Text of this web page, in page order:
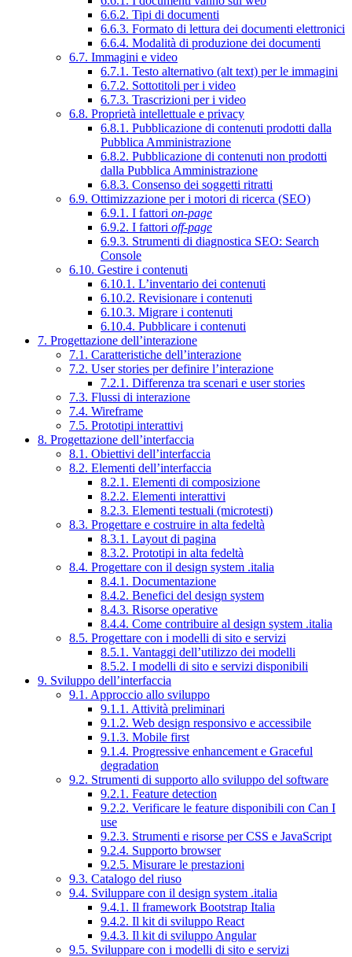
6.6.2. Tipi di documenti
6.6.3. Formato di lettura dei documenti elettronici
6.6.4. Modalità di produzione dei documenti
6.7. Immagini e video
6.7.1. Testo alternativo (alt text) per le immagini
6.7.2. Sottotitoli per i video
6.7.3. Trascrizioni per i video
6.8. Proprietà intellettuale e privacy
6.8.1. Pubblicazione di contenuti prodotti dalla
Pubblica Amministrazione
6.8.2. Pubblicazione di contenuti non prodotti
dalla Pubblica Amministrazione
6.8.3. Consenso dei soggetti ritratti
6.9. Ottimizzazione per i motori di ricerca (SEO)
6.9.1. I fattori on-page
6.9.2. I fattori off-page
6.9.3. Strumenti di diagnostica SEO: Search
Console
6.10. Gestire i contenuti
6.10.1. L’inventario dei contenuti
6.10.2. Revisionare i contenuti
6.10.3. Migrare i contenuti
6.10.4. Pubblicare i contenuti
7. Progettazione dell’interazione
7.1. Caratteristiche dell’interazione
7.2. User stories per definire l’interazione
7.2.1. Differenza tra scenari e user stories
7.3. Flussi di interazione
7.4. Wireframe
7.5. Prototipi interattivi
8. Progettazione dell’interfaccia
8.1. Obiettivi dell’interfaccia
8.2. Elementi dell’interfaccia
8.2.1. Elementi di composizione
8.2.2. Elementi interattivi
8.2.3. Elementi testuali (microtesti)
8.3. Progettare e costruire in alta fedeltà
8.3.1. Layout di pagina
8.3.2. Prototipi in alta fedeltà
8.4. Progettare con il design system .italia
8.4.1. Documentazione
8.4.2. Benefici del design system
8.4.3. Risorse operative
8.4.4. Come contribuire al design system .italia
8.5. Progettare con i modelli di sito e servizi
8.5.1. Vantaggi dell’utilizzo dei modelli
8.5.2. I modelli di sito e servizi disponibili
9. Sviluppo dell’interfaccia
9.1. Approccio allo sviluppo
9.1.1. Attività preliminari
9.1.2. Web design responsivo e accessibile
9.1.3. Mobile first
9.1.4. Progressive enhancement e Graceful
degradation
9.2. Strumenti di supporto allo sviluppo del software
9.2.1. Feature detection
9.2.2. Verificare le feature disponibili con Can I
use
9.2.3. Strumenti e risorse per CSS e JavaScript
9.2.4. Supporto browser
9.2.5. Misurare le prestazioni
9.3. Catalogo del riuso
9.4. Sviluppare con il design system .italia
9.4.1. Il framework Bootstrap Italia
9.4.2. Il kit di sviluppo React
9.4.3. Il kit di sviluppo Angular
9.5. Sviluppare con i modelli di sito e servizi